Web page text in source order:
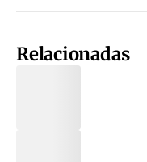
Relacionadas